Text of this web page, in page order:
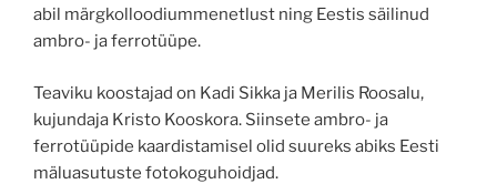
abil märgkolloodiummenetlust ning Eestis säilinud
ambro- ja ferrotüüpe.
Teaviku koostajad on Kadi Sikka ja Merilis Roosalu,
kujundaja Kristo Kooskora. Siinsete ambro- ja
ferrotüüpide kaardistamisel olid suureks abiks Eesti
mäluasutuste fotokoguhoidjad.